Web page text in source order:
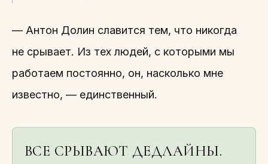
— Антон Долин славится тем, что никогда
не срывает. Из тех людей, с которыми мы
работаем постоянно, он, насколько мне
известно, — единственный.
ВСЕ СРЫВАЮТ ДЕДЛАЙНЫ.